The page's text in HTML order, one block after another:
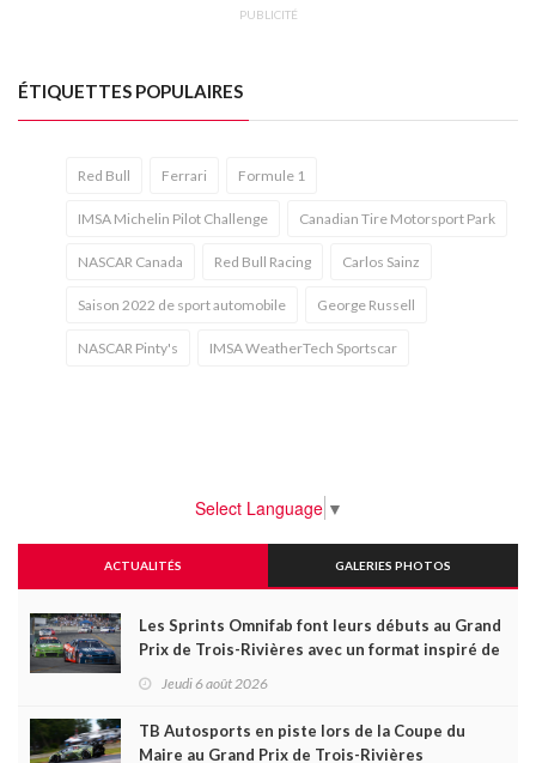
PUBLICITÉ
ÉTIQUETTES POPULAIRES
Red Bull Ferrari Formule 1
IMSA Michelin Pilot Challenge Canadian Tire Motorsport Park
NASCAR Canada Red Bull Racing Carlos Sainz
Saison 2022 de sport automobile George Russell
NASCAR Pinty's IMSA WeatherTech Sportscar
Select Language ▼
ACTUALITÉS GALERIES PHOTOS
Les Sprints Omnifab font leurs débuts au Grand
Prix de Trois-Rivières avec un format inspiré de
Jeudi 6 août 2026
TB Autosports en piste lors de la Coupe du
Maire au Grand Prix de Trois-Rivières